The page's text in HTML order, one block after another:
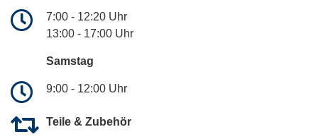
7:00 - 12:20 Uhr
13:00 - 17:00 Uhr
Samstag
9:00 - 12:00 Uhr
Teile & Zubehör